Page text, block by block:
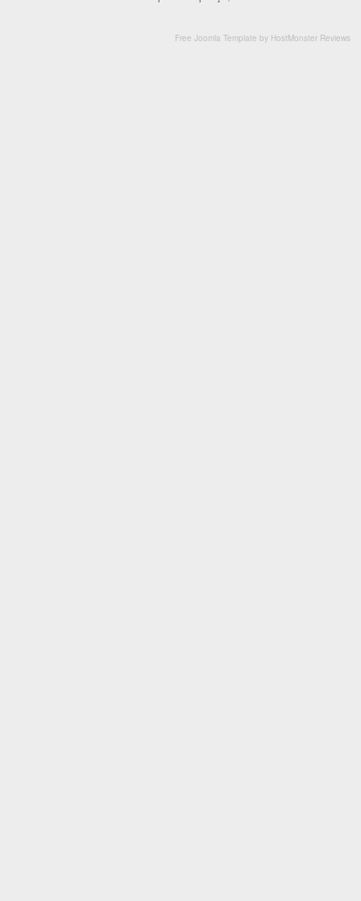
Free Joomla Template by HostMonster Reviews